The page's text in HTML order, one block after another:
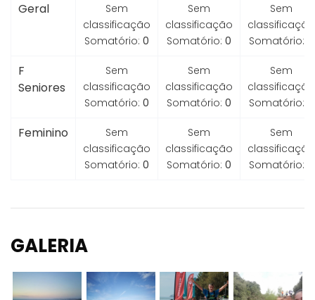
Geral
Sem
classificação
Somatório: 0
Sem
classificação
Somatório: 0
Sem
classificação
Somatório:
F
Seniores
Sem
classificação
Somatório: 0
Sem
classificação
Somatório: 0
Sem
classificação
Somatório:
Feminino
Sem
classificação
Somatório: 0
Sem
classificação
Somatório: 0
Sem
classificação
Somatório:
GALERIA